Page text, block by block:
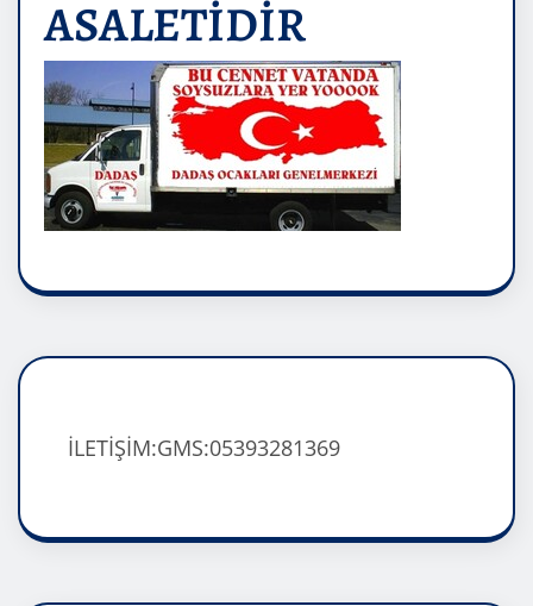
ASALETİDİR
İLETİŞİM:GMS:05393281369